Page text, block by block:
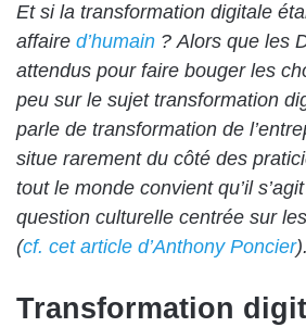
Et si la transformation digitale
affaire d’humain ? Alors que les
attendus pour faire bouger les
peu sur le sujet transformation
parle de transformation de
situe rarement du côté des
tout le monde convient qu’il
question culturelle centrée sur
(cf. cet article d’Anthony Poncier).
Transformation